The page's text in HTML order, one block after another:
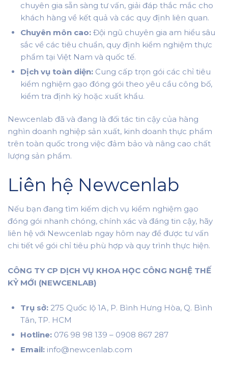
chuyên gia sẵn sàng tư vấn, giải đáp thắc mắc cho
khách hàng về kết quả và các quy định liên quan.
Chuyên môn cao: Đội ngũ chuyên gia am hiểu sâu
sắc về các tiêu chuẩn, quy định kiểm nghiệm thực
phẩm tại Việt Nam và quốc tế.
Dịch vụ toàn diện: Cung cấp trọn gói các chỉ tiêu
kiểm nghiệm gạo đóng gói theo yêu cầu công bố,
kiểm tra định kỳ hoặc xuất khẩu.
Newcenlab đã và đang là đối tác tin cậy của hàng
nghìn doanh nghiệp sản xuất, kinh doanh thực phẩm
trên toàn quốc trong việc đảm bảo và nâng cao chất
lượng sản phẩm.
Liên hệ Newcenlab
Nếu bạn đang tìm kiếm dịch vụ kiểm nghiệm gạo
đóng gói nhanh chóng, chính xác và đáng tin cậy, hãy
liên hệ với Newcenlab ngay hôm nay để được tư vấn
chi tiết về gói chỉ tiêu phù hợp và quy trình thực hiện.
CÔNG TY CP DỊCH VỤ KHOA HỌC CÔNG NGHỆ THẾ
KỶ MỚI (NEWCENLAB)
Trụ sở: 275 Quốc lộ 1A, P. Bình Hưng Hòa, Q. Bình
Tân, TP. HCM
Hotline: 076 98 98 139 – 0908 867 287
Email: info@newcenlab.com